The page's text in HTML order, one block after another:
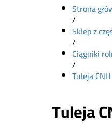
Strona
/
Sklep z
/
Ciągniki
/
Tuleja
Tuleja